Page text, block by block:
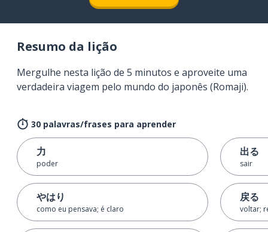
Resumo da lição
Mergulhe nesta lição de 5 minutos e aproveite uma
verdadeira viagem pelo mundo do japonês (Romaji).
30 palavras/frases para aprender
力
poder
やはり
como eu pensava; é claro
出る
sair
戻る
voltar;